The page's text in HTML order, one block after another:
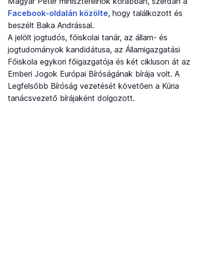
Facebook-oldalán közölte, hogy találkozott és
beszélt Baka Andrással.
A jelölt jogtudós, főiskolai tanár, az állam- és
jogtudományok kandidátusa, az Államigazgatási
Főiskola egykori főigazgatója és két cikluson át az
Emberi Jogok Európai Bíróságának bírája volt. A
Legfelsőbb Bíróság vezetését követően a Kúria
tanácsvezető bírájaként dolgozott.